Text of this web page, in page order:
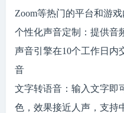
Zoom等热门的平台和游
个性化声音定制：提供音
声音引擎在10个工作日内
音
文字转语音：输入文字即
色，效果接近人声，支持